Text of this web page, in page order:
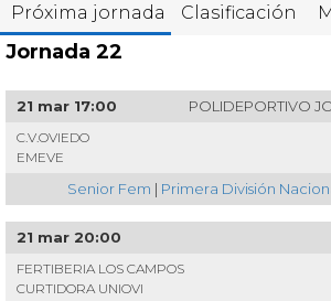
Próxima jornada
Clasificación
Jornada 22
21 mar 17:00 POLIDEPORTIVO
C.V.OVIEDO
EMEVE
Senior Fem | Primera División
21 mar 20:00
FERTIBERIA LOS CAMPOS
CURTIDORA UNIOVI